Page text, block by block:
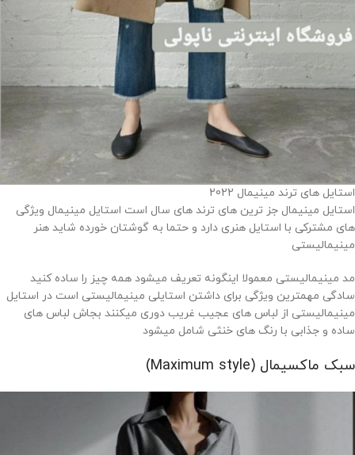
استایل های ترند مینیمال 2022
استایل مینیمال جز ترین های ترند های سال است استایل مینیمال ویژگی
های مشترکی با استایل هنری دارد و حتما به گوشتان خورده شاید هنر
مینیمالیستی
مد مینیمالیستی معمولا اینگونه تعریف میشود همه چیز را ساده کنید
سادگی مهمترین ویژگی برای داشتن استایلی مینیمالیستی است در استایل
مینیمالیستی از لباس های عجیب غریب دوری میکنند بجاش لباس های
ساده و جذابی با رنگ های خنثی شامل میشود
سبک ماکسیمال (Maximum style)